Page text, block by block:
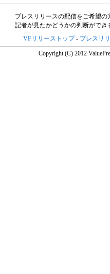
プレスリリースの配信をご希望の
記者が見たかどうかの判断がで
VFリリーストップ- プレスリ
Copyright (C) 2012